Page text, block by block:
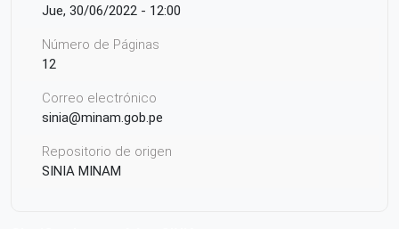
Jue, 30/06/2022 - 12:00
Número de Páginas
12
Correo electrónico
sinia@minam.gob.pe
Repositorio de origen
SINIA MINAM